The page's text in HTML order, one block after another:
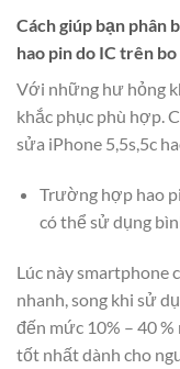
Cách giúp bạn phân
hao pin do IC trên
Với những hư hỏng
khắc phục phù hợp.
sửa iPhone 5,5s,5c
Trường hợp hao
có thể sử dụng
Lúc này smartphone
nhanh, song khi sử
đến mức 10% – 40
tốt nhất dành cho